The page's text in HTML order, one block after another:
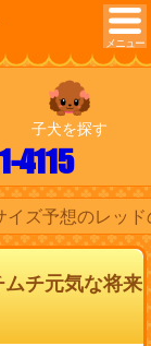
子犬を探す
4115
イズ予想のレッ
チ元気な将来